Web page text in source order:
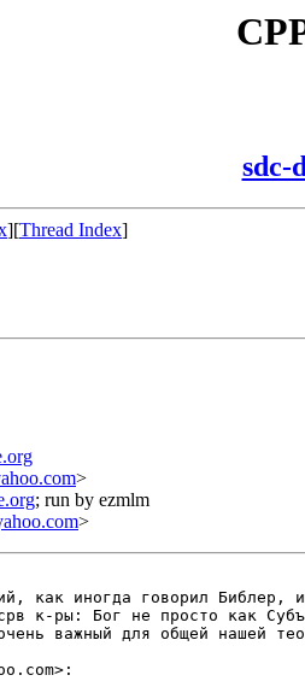
sdc-
][Thread Index]
>
; run by ezmlm
>
как иногда говорил
к-ры: Бог не просто как
важный для общей нашей